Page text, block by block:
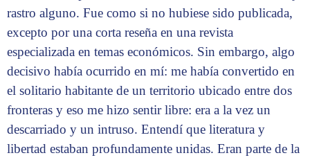
rastro alguno. Fue como si no hubiese sido publicada,
excepto por una corta reseña en una revista
especializada en temas económicos. Sin embargo, algo
decisivo había ocurrido en mí: me había convertido en
el solitario habitante de un territorio ubicado entre dos
fronteras y eso me hizo sentir libre: era a la vez un
descarriado y un intruso. Entendí que literatura y
libertad estaban profundamente unidas. Eran parte de la